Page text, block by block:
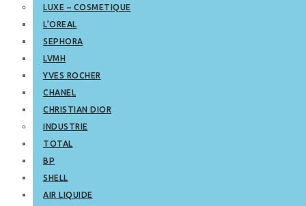
LUXE – COSMETIQUE
L’OREAL
SEPHORA
LVMH
YVES ROCHER
CHANEL
CHRISTIAN DIOR
INDUSTRIE
TOTAL
BP
SHELL
AIR LIQUIDE